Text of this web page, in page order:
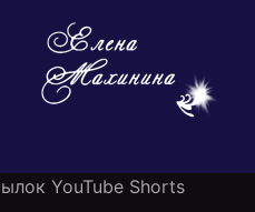
YouTube Shorts